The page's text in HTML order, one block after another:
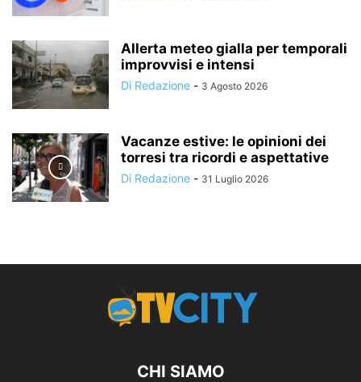
Allerta meteo gialla per temporali
improvvisi e intensi
Di Redazione - 3 Agosto 2026
Vacanze estive: le opinioni dei
torresi tra ricordi e aspettative
Di Redazione - 31 Luglio 2026
CHI SIAMO